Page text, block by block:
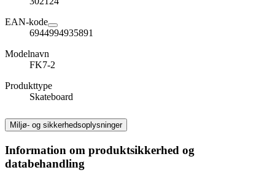
EAN-kode
6944994935891
Modelnavn
FK7-2
Produkttype
Skateboard
Miljø- og sikkerhedsoplysninger
Information om produktsikkerhed og
databehandling